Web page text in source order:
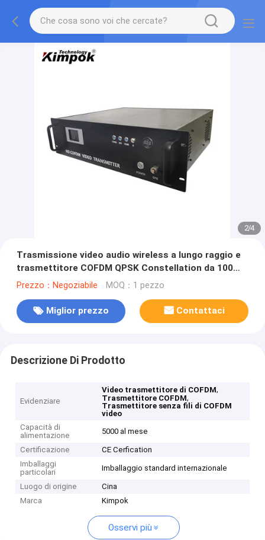
2/4
Trasmissione video audio wireless a lungo raggio e
trasmettitore COFDM QPSK Constellation da 100
Watt per veicoli/navigazione marittima
Prezzo：Negoziabile MOQ：1 pezzo
Miglior prezzo Contattaci
Descrizione Di Prodotto
Evidenziare
Video trasmettitore di COFDM,
Trasmettitore COFDM,
Trasmettitore senza fili di COFDM
video
Capacità di
alimentazione
5000 al mese
Certificazione
CE Cerfication
Imballaggi
particolari
Imballaggio standard internazionale
Luogo di origine
Cina
Marca
Kimpok
Osservi più